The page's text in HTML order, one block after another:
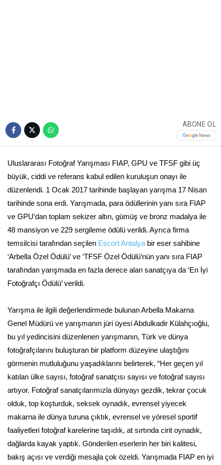
ABONE OL
Uluslararası Fotoğraf Yarışması FIAP, GPU ve TFSF gibi üç
büyük, ciddi ve referans kabul edilen kuruluşun onayı ile
düzenlendi. 1 Ocak 2017 tarihinde başlayan yarışma 17 Nisan
tarihinde sona erdi. Yarışmada, para ödüllerinin yanı sıra FIAP
ve GPU’dan toplam sekizer altın, gümüş ve bronz madalya ile
48 mansiyon ve 229 sergileme ödülü verildi. Ayrıca firma
temsilcisi tarafından seçilen Escort Antalya bir eser sahibine
‘Arbella Özel Ödülü’ ve ‘TFSF Özel Ödülü’nün yanı sıra FIAP
tarafından yarışmada en fazla derece alan sanatçıya da ‘En İyi
Fotoğrafçı Ödülü’ verildi.
Yarışma ile ilgili değerlendirmede bulunan Arbella Makarna
Genel Müdürü ve yarışmanın jüri üyesi Abdulkadir Külahçıoğlu,
bu yıl yedincisini düzenlenen yarışmanın, Türk ve dünya
fotoğrafçılarını buluşturan bir platform düzeyine ulaştığını
görmenin mutluluğunu yaşadıklarını belirterek, “Her geçen yıl
katılan ülke sayısı, fotoğraf sanatçısı sayısı ve fotoğraf sayısı
artıyor. Fotoğraf sanatçılarımızla dünyayı gezdik, tekrar çocuk
olduk, top koşturduk, seksek oynadık, evrensel yiyecek
makarna ile dünya turuna çıktık, evrensel ve yöresel sportif
faaliyetleri fotoğraf karelerine taşıdık, at sırtında cirit oynadık,
dağlarda kayak yaptık. Gönderilen eserlerin her biri kalitesi,
bakış açısı ve verdiği mesajla çok özeldi. Yarışmada FIAP en iyi